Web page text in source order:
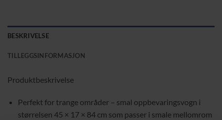
BESKRIVELSE
TILLEGGSINFORMASJON
Produktbeskrivelse
Perfekt for trange områder – smal oppbevaringsvogn i
størrelsen 45 × 17 × 84 cm som passer i smale mellomrom